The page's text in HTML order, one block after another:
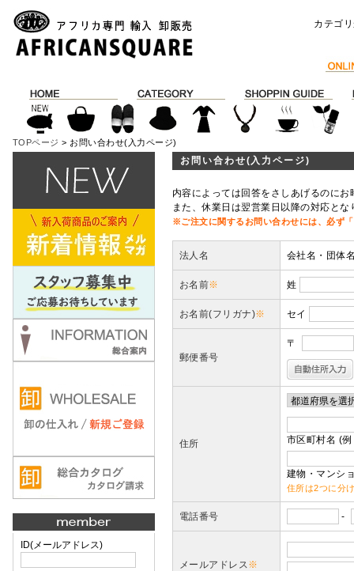
カテゴ
TOPページ > お問い合わせ(入力ページ)
ID(メールアドレス)
お問い合わせ(入力ページ)
内容によっては回答をさしあげるのに
また、休業日は翌営業日以降の対応と
※ご注文に関するお問い合わせには、必ず
法人名 会社名・団体
お名前※ 姓
お名前(フリガナ)※ セイ
郵便番号
〒
住所 市区町村名 (
建物・マンシ
住所は2つに分
電話番号 -
メールアドレス※